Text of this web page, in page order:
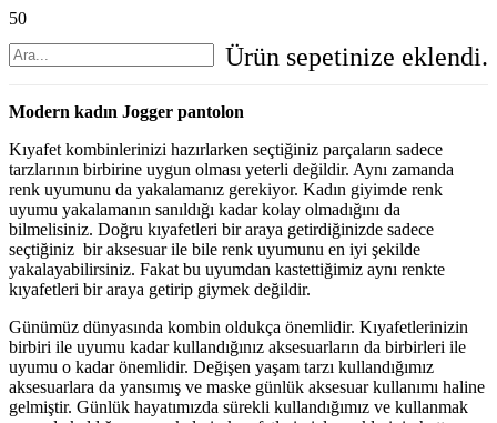
Ürün sepetinize eklendi.
Modern kadın Jogger pantolon
Kıyafet kombinlerinizi hazırlarken seçtiğiniz parçaların sadece
tarzlarının birbirine uygun olması yeterli değildir. Aynı zamanda
renk uyumunu da yakalamanız gerekiyor. Kadın giyimde renk
uyumu yakalamanın sanıldığı kadar kolay olmadığını da
bilmelisiniz. Doğru kıyafetleri bir araya getirdiğinizde sadece
seçtiğiniz bir aksesuar ile bile renk uyumunu en iyi şekilde
yakalayabilirsiniz. Fakat bu uyumdan kastettiğimiz aynı renkte
kıyafetleri bir araya getirip giymek değildir.
Günümüz dünyasında kombin oldukça önemlidir. Kıyafetlerinizin
birbiri ile uyumu kadar kullandığınız aksesuarların da birbirleri ile
uyumu o kadar önemlidir. Değişen yaşam tarzı kullandığımız
aksesuarlara da yansımış ve maske günlük aksesuar kullanımı haline
gelmiştir. Günlük hayatımızda sürekli kullandığımız ve kullanmak